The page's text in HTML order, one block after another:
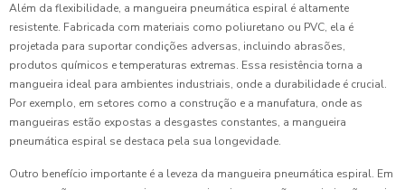
Além da flexibilidade, a mangueira pneumática espiral é altamente
resistente. Fabricada com materiais como poliuretano ou PVC, ela é
projetada para suportar condições adversas, incluindo abrasões,
produtos químicos e temperaturas extremas. Essa resistência torna a
mangueira ideal para ambientes industriais, onde a durabilidade é crucial.
Por exemplo, em setores como a construção e a manufatura, onde as
mangueiras estão expostas a desgastes constantes, a mangueira
pneumática espiral se destaca pela sua longevidade.
Outro benefício importante é a leveza da mangueira pneumática espiral. Em